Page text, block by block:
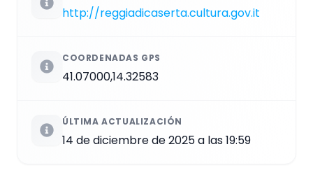
http://reggiadicaserta.cultura.gov.it
COORDENADAS GPS
41.07000,14.32583
ÚLTIMA ACTUALIZACIÓN
14 de diciembre de 2025 a las 19:59